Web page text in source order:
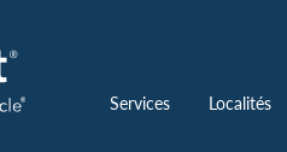
Services Localités